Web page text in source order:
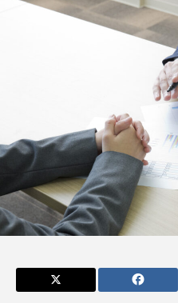
エレベーター広告とか
言うのか何なのか
admin
2026.04.10